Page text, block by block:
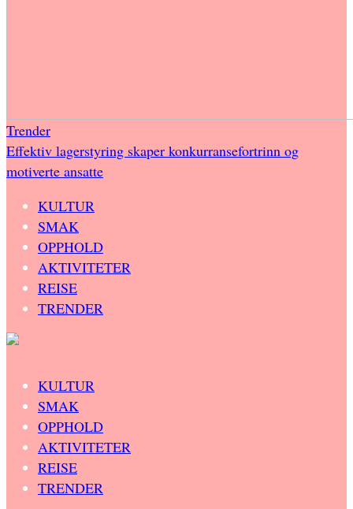
Trender
Effektiv lagerstyring skaper konkurransefortrinn og
motiverte ansatte
KULTUR
SMAK
OPPHOLD
AKTIVITETER
REISE
TRENDER
KULTUR
SMAK
OPPHOLD
AKTIVITETER
REISE
TRENDER